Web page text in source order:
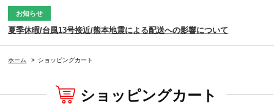
お知らせ
夏季休暇/台風13号接近/熊本地震による配送への影響について
ホーム > ショッピングカート
ショッピングカート